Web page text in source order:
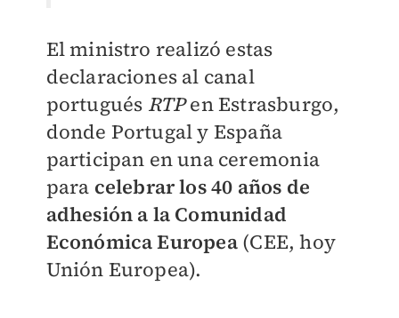
El ministro realizó estas
declaraciones al canal
portugués RTPen Estrasburgo,
donde Portugal y España
participan en una ceremonia
para celebrar los 40 años de
adhesión a la Comunidad
Económica Europea(CEE, hoy
Unión Europea).